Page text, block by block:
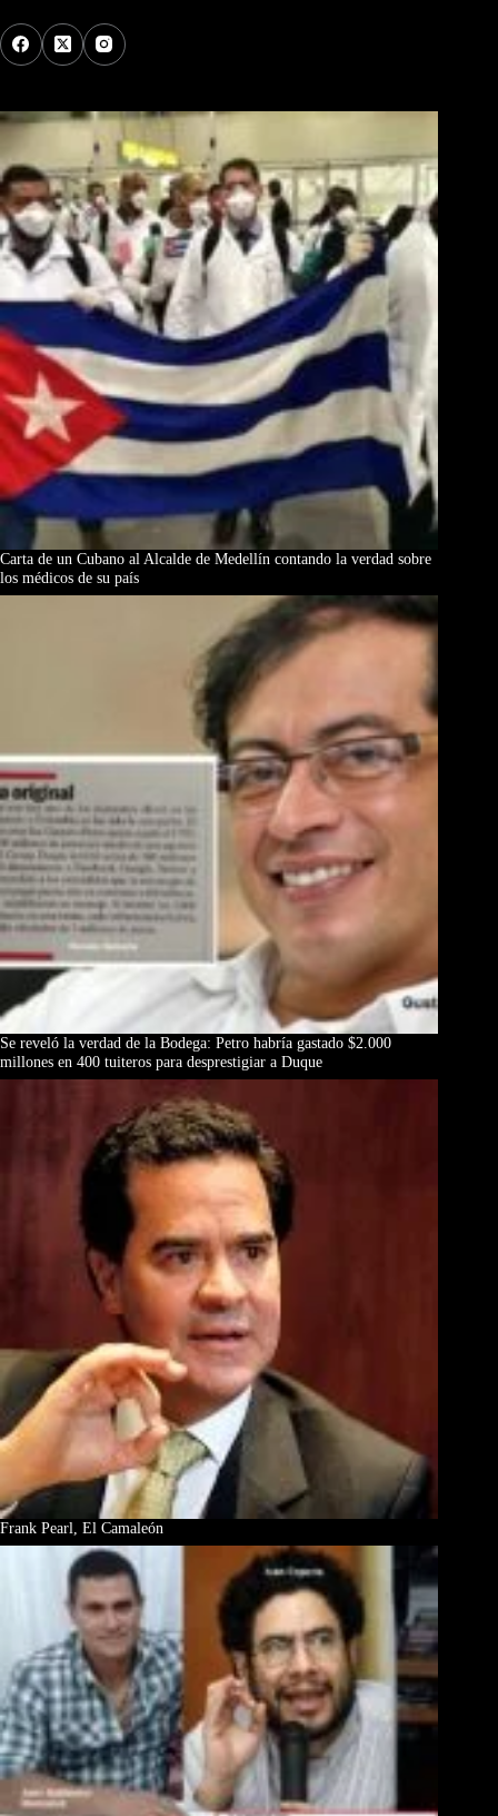
Carta de un Cubano al Alcalde de Medellín contando la verdad sobre
los médicos de su país
Se reveló la verdad de la Bodega: Petro habría gastado $2.000
millones en 400 tuiteros para desprestigiar a Duque
Frank Pearl, El Camaleón